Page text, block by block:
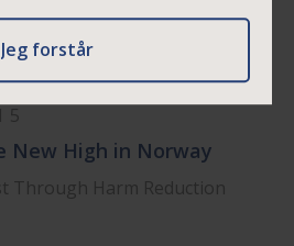
Jeg forstår
5
New High in Norway
Through Harm Reduction